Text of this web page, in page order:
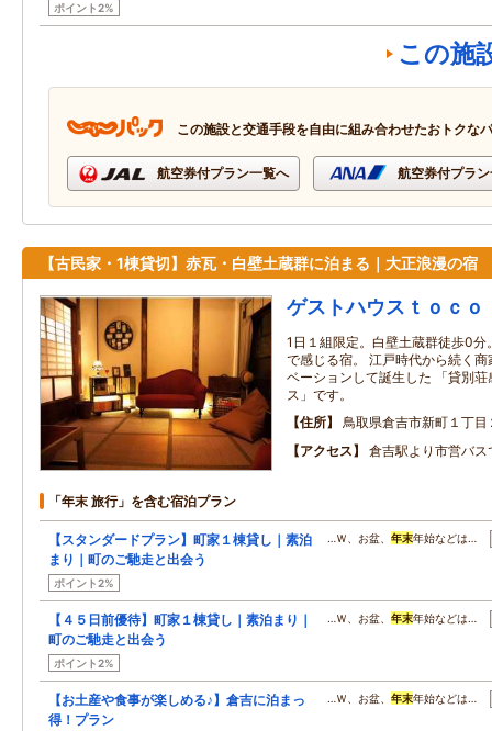
ポイント2%
この施
この施設と交通手段を自由に組み合わせたおトクな
航空券付プラン一覧へ 航空券付プラ
【古民家・1棟貸切】赤瓦・白壁土蔵群に泊まる｜大正浪漫の宿
ゲストハウスｔｏｃｏ
1日１組限定。白壁土蔵群徒歩0
で感じる宿。 江戸時代から続く
ベーションして誕生した 「貸別
ス」です。
住所
鳥取県倉吉市新町１丁目
アクセス
倉吉駅より市営バス
「年末 旅行」を含む宿泊プラン
【スタンダードプラン】町家１棟貸し｜素泊
まり｜町のご馳走と出会う
ポイント2%
…Ｗ、お盆、 年末年始などは…
【４５日前優待】町家１棟貸し｜素泊まり｜
町のご馳走と出会う
ポイント2%
…Ｗ、お盆、 年末年始などは…
【お土産や食事が楽しめる♪】倉吉に泊まっ
得！プラン
…Ｗ、お盆、 年末年始などは…